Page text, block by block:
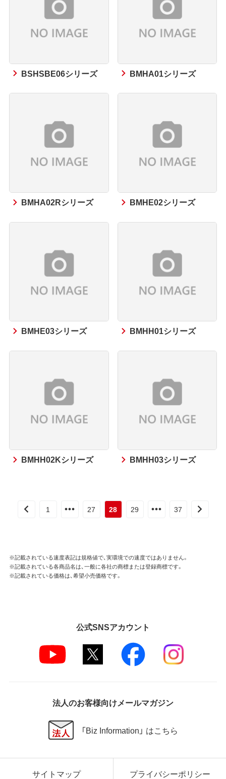
BSHSBE06シリーズ BMHA01シリーズ
BMHA02Rシリーズ BMHE02シリーズ
BMHE03シリーズ BMHH01シリーズ
BMHH02Kシリーズ BMHH03シリーズ
1 27 28 29 37
※記載されている速度表記は規格値で、実環境での速度ではありません。
※記載されている各商品名は、一般に各社の商標または登録商標です。
※記載されている価格は、希望小売価格です。
公式SNSアカウント
法人のお客様向けメールマガジン
「Biz Information」 はこちら
サイトマップ プライバシーポリシー